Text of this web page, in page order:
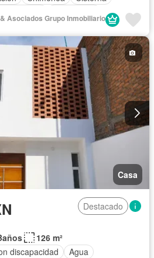
Asociados Grupo Inmobiliario
Casa
Destacado
126 m²
discapacidad
Agua